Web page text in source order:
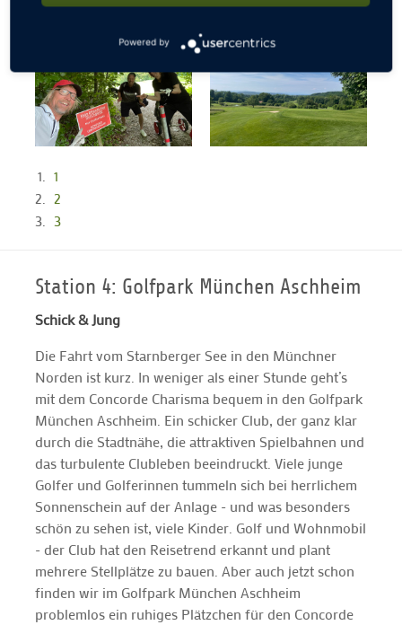
1
2
3
Station 4: Golfpark München Aschheim
Schick & Jung
Die Fahrt vom Starnberger See in den Münchner
Norden ist kurz. In weniger als einer Stunde geht’s
mit dem Concorde Charisma bequem in den Golfpark
München Aschheim. Ein schicker Club, der ganz klar
durch die Stadtnähe, die attraktiven Spielbahnen und
das turbulente Clubleben beeindruckt. Viele junge
Golfer und Golferinnen tummeln sich bei herrlichem
Sonnenschein auf der Anlage - und was besonders
schön zu sehen ist, viele Kinder. Golf und Wohnmobil
- der Club hat den Reisetrend erkannt und plant
mehrere Stellplätze zu bauen. Aber auch jetzt schon
finden wir im Golfpark München Aschheim
problemlos ein ruhiges Plätzchen für den Concorde
Powered by